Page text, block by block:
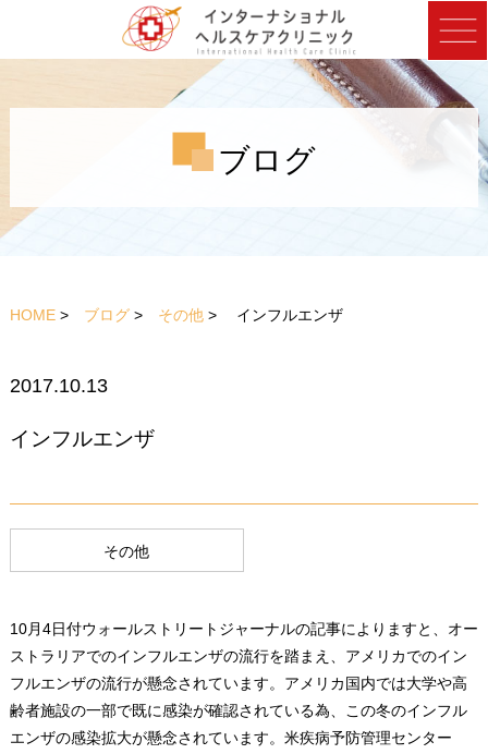
ブログ
HOME> ブログ> その他> インフルエンザ
2017.10.13
インフルエンザ
その他
10月4日付ウォールストリートジャーナルの記事によりますと、オー
ストラリアでのインフルエンザの流行を踏まえ、アメリカでのイン
フルエンザの流行が懸念されています。アメリカ国内では大学や高
齢者施設の一部で既に感染が確認されている為、この冬のインフル
エンザの感染拡大が懸念されています。米疾病予防管理センター